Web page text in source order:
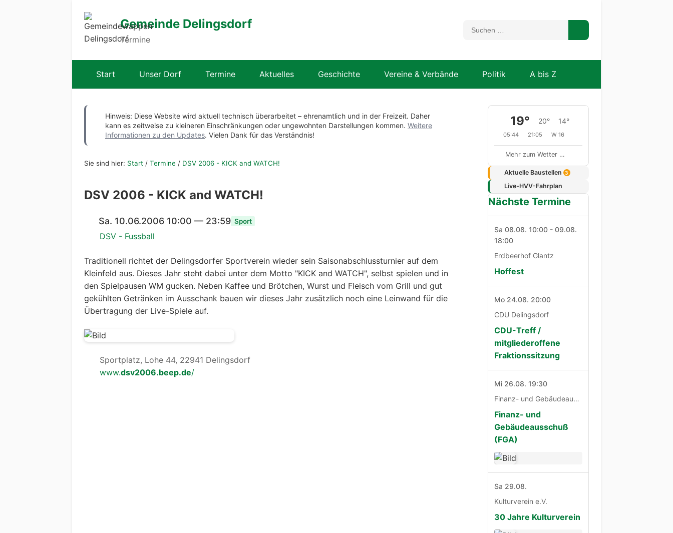
Gemeinde Delingsdorf
Termine
Start Unser Dorf Termine Aktuelles Geschichte Vereine & Verbände Politik A bis Z
Hinweis: Diese Website wird aktuell technisch überarbeitet – ehrenamtlich und in der Freizeit. Daher
kann es zeitweise zu kleineren Einschränkungen oder ungewohnten Darstellungen kommen. Weitere
Informationen zu den Updates. Vielen Dank für das Verständnis!
Sie sind hier: Start / Termine / DSV 2006 - KICK and WATCH!
DSV 2006 - KICK and WATCH!
Sa. 10.06.2006 10:00 — 23:59 Sport
DSV - Fussball
Traditionell richtet der Delingsdorfer Sportverein wieder sein Saisonabschlussturnier auf dem
Kleinfeld aus. Dieses Jahr steht dabei unter dem Motto "KICK and WATCH", selbst spielen und in
den Spielpausen WM gucken. Neben Kaffee und Brötchen, Wurst und Fleisch vom Grill und gut
gekühlten Getränken im Ausschank bauen wir dieses Jahr zusätzlich noch eine Leinwand für die
Übertragung der Live-Spiele auf.
Sportplatz, Lohe 44, 22941 Delingsdorf
www.dsv2006.beep.de/
19° 20° 14°
05:44 21:05 W 16
Mehr zum Wetter …
Aktuelle Baustellen 3
Live-HVV-Fahrplan
Nächste Termine
Sa 08.08. 10:00 - 09.08.
18:00
Erdbeerhof Glantz
Hoffest
Mo 24.08. 20:00
CDU Delingsdorf
CDU-Treff /
mitgliederoffene
Fraktionssitzung
Mi 26.08. 19:30
Finanz- und Gebäudeausschuß
Finanz- und
Gebäudeausschuß
(FGA)
Sa 29.08.
Kulturverein e.V.
30 Jahre Kulturverein